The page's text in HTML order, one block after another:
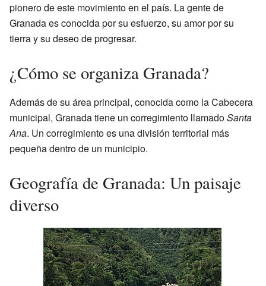
pionero de este movimiento en el país. La gente de
Granada es conocida por su esfuerzo, su amor por su
tierra y su deseo de progresar.
¿Cómo se organiza Granada?
Además de su área principal, conocida como la Cabecera
municipal, Granada tiene un corregimiento llamadoSanta
Ana. Un corregimiento es una división territorial más
pequeña dentro de un municipio.
Geografía de Granada: Un paisaje
diverso